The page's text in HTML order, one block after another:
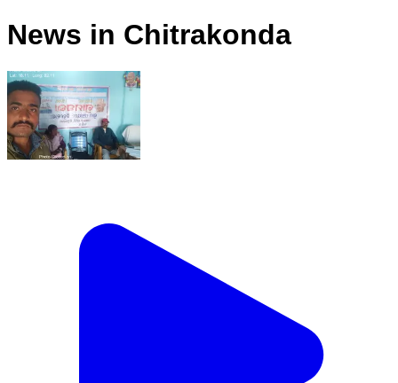
News in Chitrakonda